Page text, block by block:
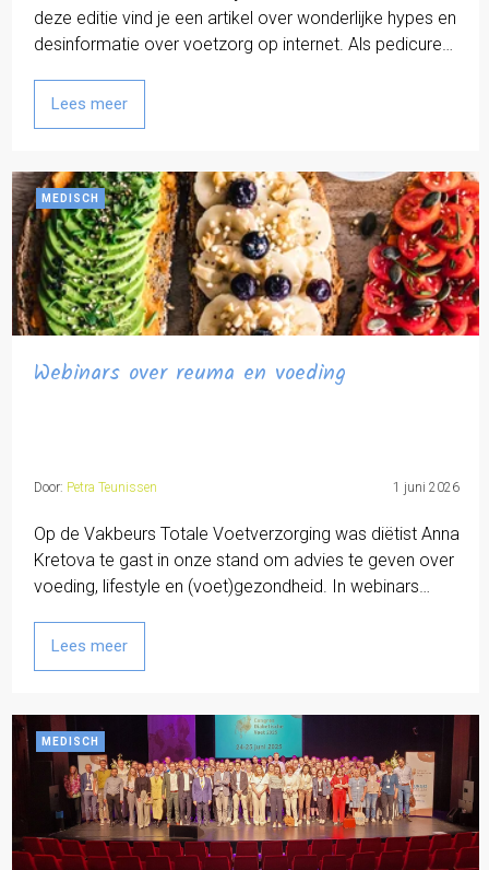
deze editie vind je een artikel over wonderlijke hypes en
desinformatie over voetzorg op internet. Als pedicure…
Lees meer
MEDISCH
Webinars over reuma en voeding
Door: Petra Teunissen 1 juni 2026
Op de Vakbeurs Totale Voetverzorging was diëtist Anna
Kretova te gast in onze stand om advies te geven over
voeding, lifestyle en (voet)gezondheid. In webinars…
Lees meer
MEDISCH